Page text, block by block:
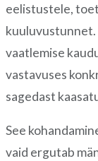
eelistustele,
vaatlemise
vastavuses
sagedast
See
vaid ergutab